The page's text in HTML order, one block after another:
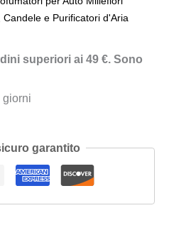
e Purificatori d'Aria
superiori ai 49 €. Sono
giorni
garantito